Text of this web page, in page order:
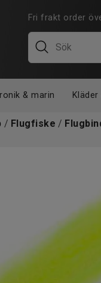
Fri frakt order
& marin
/ Flugfiske /